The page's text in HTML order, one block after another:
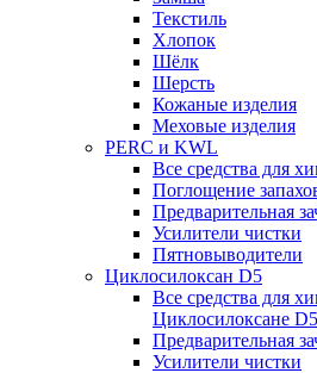
Текстиль
Хлопок
Шёлк
Шерсть
Кожаные изделия
Меховые изделия
PERC и KWL
Все средства для
Поглощение
Предварительная
Усилители чистки
Пятновыводители
Циклосилоксан D5
Все средства для
Циклосилоксане D5
Предварительная
Усилители чистки